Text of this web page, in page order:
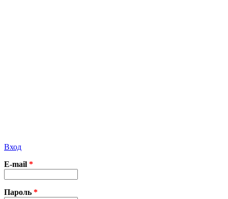
Вход
E-mail *
Пароль *